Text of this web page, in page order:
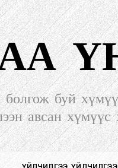
болгож буй
авсан